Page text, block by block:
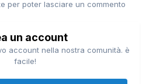
per poter lasciare un commento
un account
account nella nostra comunità. è
facile!